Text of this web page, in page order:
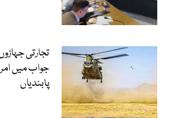
تجارتی
جواب میں
پابندیاں